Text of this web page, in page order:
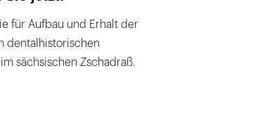
für Aufbau und Erhalt der
dentalhistorischen
sächsischen Zschadraß.